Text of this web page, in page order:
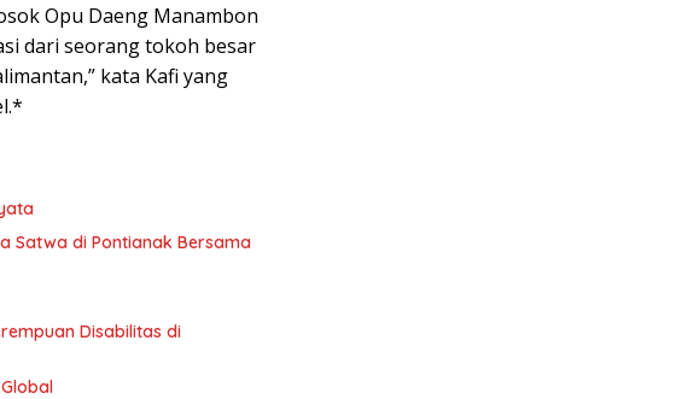
Opu Daeng Manambon
dari seorang tokoh besar
kata Kafi yang
Satwa di Pontianak Bersama
Disabilitas di